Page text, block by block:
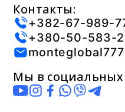
Контакты:
+382-67-989-
+380-50-583-
Мы в социальных